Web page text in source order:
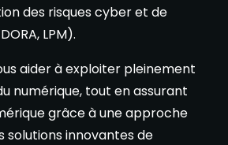
des risques cyber et de
LPM).
aider à exploiter pleinement
numérique, tout en assurant
grâce à une approche
solutions innovantes de